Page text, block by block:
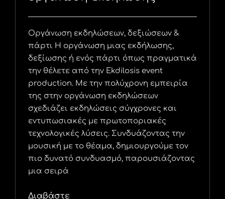
Οργάνωση εκδηλώσεων, δεξιώσεων &
πάρτι Η οργάνωση μιας εκδήλωσης,
δεξίωσης ή ενός πάρτι όπως πραγματικά
την θέλετε από την Ekdilosis event
production. Με την πολύχρονη εμπειρία
της στην οργάνωση εκδηλώσεων
σχεδιάζει εκδηλώσεις σύγχρονες και
εντυπωσιακές με πρωτοποριακές
τεχνολογικές λύσεις. Συνδυάζοντας την
μουσική με το θέαμα, δημιουργούμε τον
πιο δυνατό συνδυασμό, παρουσιάζοντας
μια σειρά
Διαβάστε